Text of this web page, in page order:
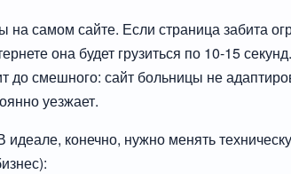
самом сайте. Если страница забита
она будет грузиться по 10-15
до смешного: сайт больницы не
уезжает.
конечно, нужно менять